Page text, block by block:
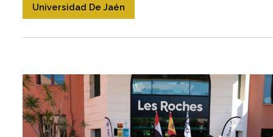
Universidad De Jaén